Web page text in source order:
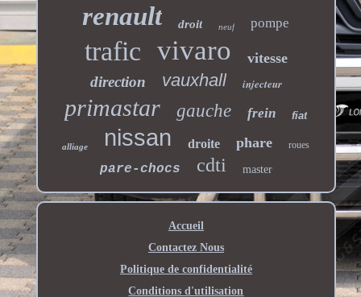
renault droit neuf pompe
trafic vivaro vitesse
direction vauxhall injecteur
primastar gauche frein fiat
alliage nissan droite phare roues
pare-chocs cdti master
Accueil
Contactez Nous
Politique de confidentialité
Conditions d'utilisation